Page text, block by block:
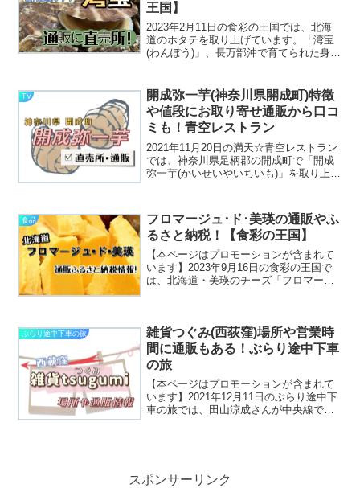
王国】
2023年2月11日の食彩の王国では、北海
道のホタテを取り上げています。「湾宝
(わんぽう)」、長万部沖で育てられた身が
直売所をまとめてます♩湾宝ホタテの通
販お取り寄せシ...
TV
開成弥一芋(神奈川県開成町)特徴
や値段にお取り寄せ通販から口コ
ミも！青空レストラン
2021年11月20日の満天☆青空レストラン
では、神奈川県足柄郡の開成町で「開成
弥一芋(かいせいやいちいも)」を取り上げ
寄せ通販はあるのでしょうか？そしてど
のくらいの値...
食品
フロマージュ･ド･美瑛の通販やふ
るさと納税！【食彩の王国】
【本ページはプロモーションが含まれて
います】2023年9月16日の食彩の王国で
は、北海道・美瑛のチーズ「フロマージ
そくチェック／...
ぶらり途中下車の旅
雑貨つぐみ(西荻窪)場所や営業時
間に通販もある！ぶらり途中下車
の旅
【本ページはプロモーションが含まれて
います】2021年12月11日のぶらり途中下
車の旅では、田山涼成さんが中央線でぶ
スポンサーリンク